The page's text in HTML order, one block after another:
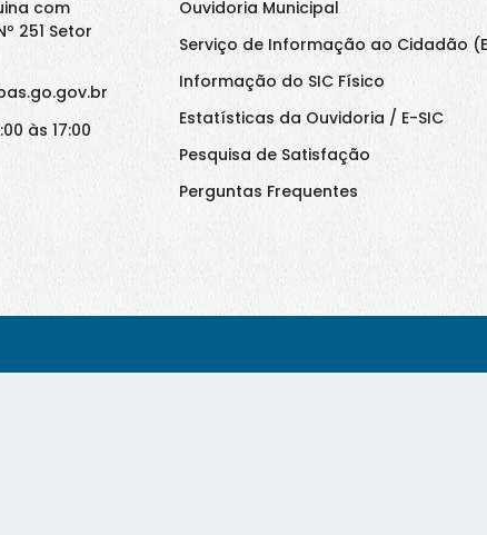
com
251 Setor
às 17:00
Ouvidoria Municipal
Serviço de Informação ao Cidadão
Informação do SIC Físico
Estatísticas da Ouvidoria / E-SIC
Pesquisa de Satisfação
Perguntas Frequentes